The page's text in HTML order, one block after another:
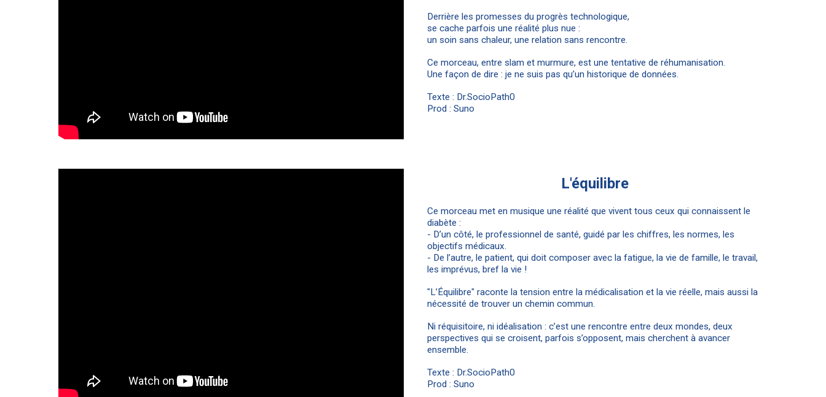
Derrière les promesses du progrès technologique,
se cache parfois une réalité plus nue :
un soin sans chaleur, une relation sans rencontre.
Ce morceau, entre slam et murmure, est une tentative de réhumanisation.
Une façon de dire : je ne suis pas qu’un historique de données.
Texte : Dr.SocioPath0
Prod : Suno
L'équilibre
Ce morceau met en musique une réalité que vivent tous ceux qui connaissent le
diabète :
- D’un côté, le professionnel de santé, guidé par les chiffres, les normes, les
objectifs médicaux.
- De l’autre, le patient, qui doit composer avec la fatigue, la vie de famille, le travail,
les imprévus, bref la vie !
"L’Équilibre" raconte la tension entre la médicalisation et la vie réelle, mais aussi la
nécessité de trouver un chemin commun.
Ni réquisitoire, ni idéalisation : c’est une rencontre entre deux mondes, deux
perspectives qui se croisent, parfois s’opposent, mais cherchent à avancer
ensemble.
Texte : Dr.SocioPath0
Prod : Suno